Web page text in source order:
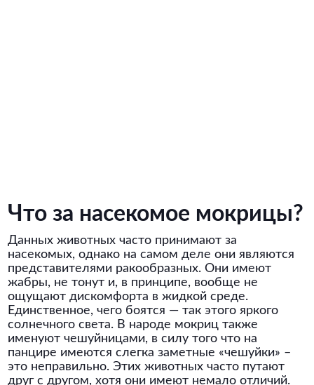
Что за насекомое мокрицы?
Данных животных часто принимают за
насекомых, однако на самом деле они являются
представителями ракообразных. Они имеют
жабры, не тонут и, в принципе, вообще не
ощущают дискомфорта в жидкой среде.
Единственное, чего боятся — так этого яркого
солнечного света. В народе мокриц также
именуют чешуйницами, в силу того что на
панцире имеются слегка заметные «чешуйки» –
это неправильно. Этих животных часто путают
друг с другом, хотя они имеют немало отличий.